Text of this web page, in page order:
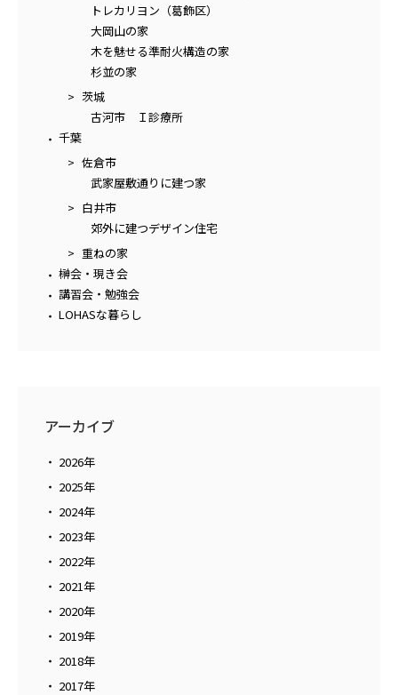
トレカリヨン（葛飾区）
大岡山の家
木を魅せる準耐火構造の家
杉並の家
茨城
古河市 Ｉ診療所
千葉
佐倉市
武家屋敷通りに建つ家
白井市
郊外に建つデザイン住宅
重ねの家
榊会・現き会
講習会・勉強会
LOHASな暮らし
アーカイブ
2026年
2025年
2024年
2023年
2022年
2021年
2020年
2019年
2018年
2017年